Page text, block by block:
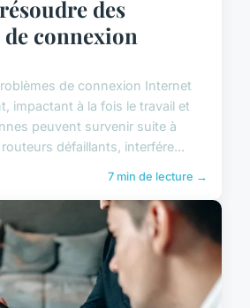
des
connexion
de connexion Internet
impactant à la fois le travail et
peuvent survenir suite à
défaillants, interfére...
7 min de lecture →